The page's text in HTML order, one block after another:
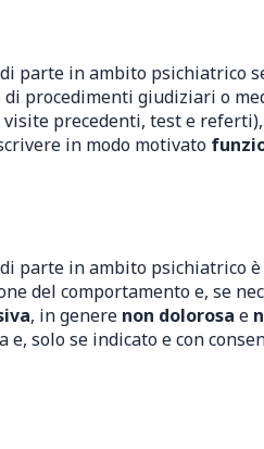
parte in ambito psichiatrico
di procedimenti giudiziari o
precedenti, test e
in modo motivato
parte in ambito psichiatrico
del comportamento e, se
, in genere non dolorosa e
e, solo se indicato e con